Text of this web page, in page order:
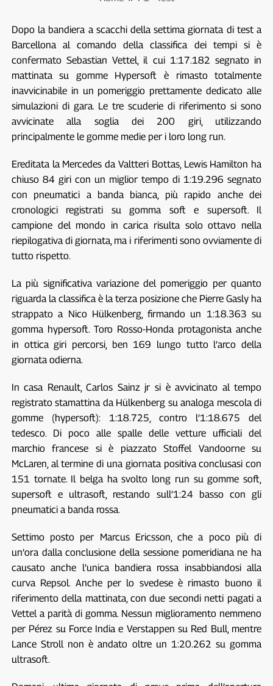
Dopo la bandiera a scacchi della settima giornata di test a
Barcellona al comando della classifica dei tempi si è
confermato Sebastian Vettel, il cui 1:17.182 segnato in
mattinata su gomme Hypersoft è rimasto totalmente
inavvicinabile in un pomeriggio prettamente dedicato alle
simulazioni di gara. Le tre scuderie di riferimento si sono
avvicinate alla soglia dei 200 giri, utilizzando
principalmente le gomme medie per i loro long run.
Ereditata la Mercedes da Valtteri Bottas, Lewis Hamilton ha
chiuso 84 giri con un miglior tempo di 1:19.296 segnato
con pneumatici a banda bianca, più rapido anche dei
cronologici registrati su gomma soft e supersoft. Il
campione del mondo in carica risulta solo ottavo nella
riepilogativa di giornata, ma i riferimenti sono ovviamente di
tutto rispetto.
La più significativa variazione del pomeriggio per quanto
riguarda la classifica è la terza posizione che Pierre Gasly ha
strappato a Nico Hülkenberg, firmando un 1:18.363 su
gomma hypersoft. Toro Rosso-Honda protagonista anche
in ottica giri percorsi, ben 169 lungo tutto l’arco della
giornata odierna.
In casa Renault, Carlos Sainz jr si è avvicinato al tempo
registrato stamattina da Hülkenberg su analoga mescola di
gomme (hypersoft): 1:18.725, contro l’1:18.675 del
tedesco. Di poco alle spalle delle vetture ufficiali del
marchio francese si è piazzato Stoffel Vandoorne su
McLaren, al termine di una giornata positiva conclusasi con
151 tornate. Il belga ha svolto long run su gomme soft,
supersoft e ultrasoft, restando sull’1:24 basso con gli
pneumatici a banda rossa.
Settimo posto per Marcus Ericsson, che a poco più di
un’ora dalla conclusione della sessione pomeridiana ne ha
causato anche l’unica bandiera rossa insabbiandosi alla
curva Repsol. Anche per lo svedese è rimasto buono il
riferimento della mattinata, con due secondi netti pagati a
Vettel a parità di gomma. Nessun miglioramento nemmeno
per Pérez su Force India e Verstappen su Red Bull, mentre
Lance Stroll non è andato oltre un 1:20.262 su gomma
ultrasoft.